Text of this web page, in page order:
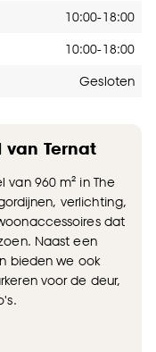
10:00-18:00
10:00-18:00
Gesloten
van Ternat
van 960 m² in The
verlichting,
dat
Naast een
bieden we ook
voor de deur,